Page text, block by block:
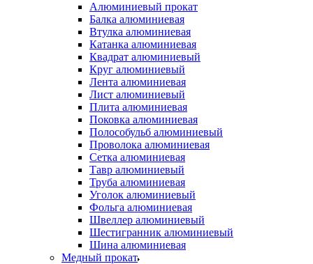
Алюминиевый прокат
Балка алюминиевая
Втулка алюминиевая
Катанка алюминиевая
Квадрат алюминиевый
Круг алюминиевый
Лента алюминиевая
Лист алюминиевый
Плита алюминиевая
Поковка алюминиевая
Полособульб алюминиевый
Проволока алюминиевая
Сетка алюминиевая
Тавр алюминиевый
Труба алюминиевая
Уголок алюминиевый
Фольга алюминиевая
Швеллер алюминиевый
Шестигранник алюминиевый
Шина алюминиевая
Медный прокат